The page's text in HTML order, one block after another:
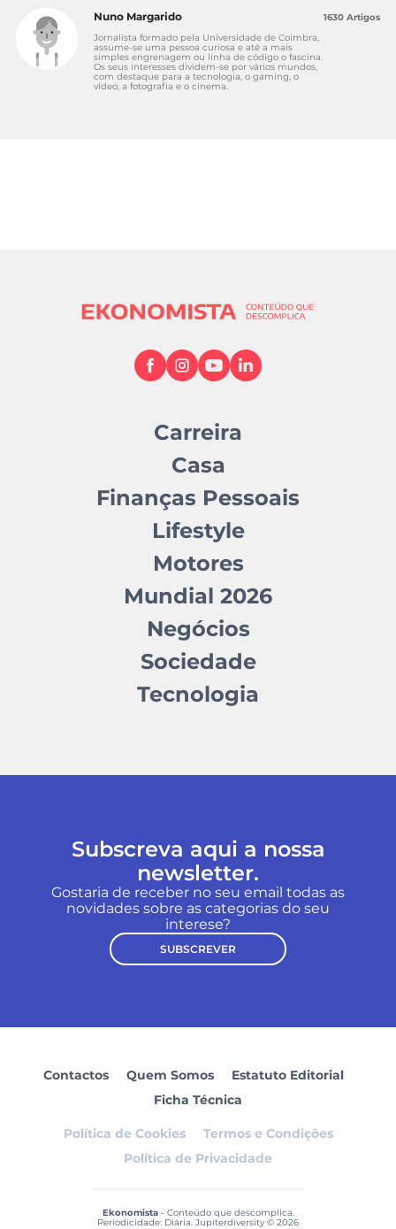
Nuno Margarido
Jornalista formado pela Universidade de Coimbra,
assume-se uma pessoa curiosa e até a mais
simples engrenagem ou linha de código o fascina.
Os seus interesses dividem-se por vários mundos,
com destaque para a tecnologia, o gaming, o
vídeo, a fotografia e o cinema.
1630 Artigos
Carreira
Casa
Finanças Pessoais
Lifestyle
Motores
Mundial 2026
Negócios
Sociedade
Tecnologia
Subscreva aqui a nossa
newsletter.
Gostaria de receber no seu email todas as
novidades sobre as categorias do seu
interese?
SUBSCREVER
Contactos Quem Somos
Estatuto Editorial
Ficha Técnica
Política de Cookies
Termos e Condições
Política de Privacidade
Ekonomista- Conteúdo que descomplica.
Periodicidade: Diária. Jupiterdiversity © 2026